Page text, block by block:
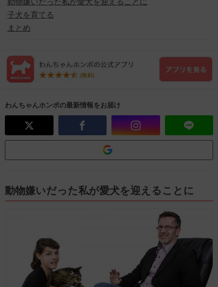
動物嫌いだった私が愛犬を迎えることに
子犬を育てる
まとめ
わんちゃんホンポの最新情報をお届け
動物嫌いだった私が愛犬を迎えることに